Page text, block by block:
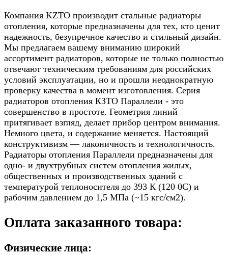
Компания KZTO производит стальные радиаторы
отопления, которые предназначены для тех, кто ценит
надежность, безупречное качество и стильный дизайн.
Мы предлагаем вашему вниманию широкий
ассортимент радиаторов, которые не только полностью
отвечают техническим требованиям для российских
условий эксплуатации, но и прошли неоднократную
проверку качества в момент изготовления. Серия
радиаторов отопления КЗТО Параллели - это
совершенство в простоте. Геометрия линий
притягивает взгляд, делает прибор центром внимания.
Немного цвета, и содержание меняется. Настоящий
конструктивизм — лаконичность и технологичность.
Радиаторы отопления Параллели предназначены для
одно- и двухтрубных систем отопления жилых,
общественных и производственных зданий с
температурой теплоносителя до 393 К (120 0С) и
рабочим давлением до 1,5 МПа (~15 кгс/см2).
Оплата заказанного товара:
Физические лица: